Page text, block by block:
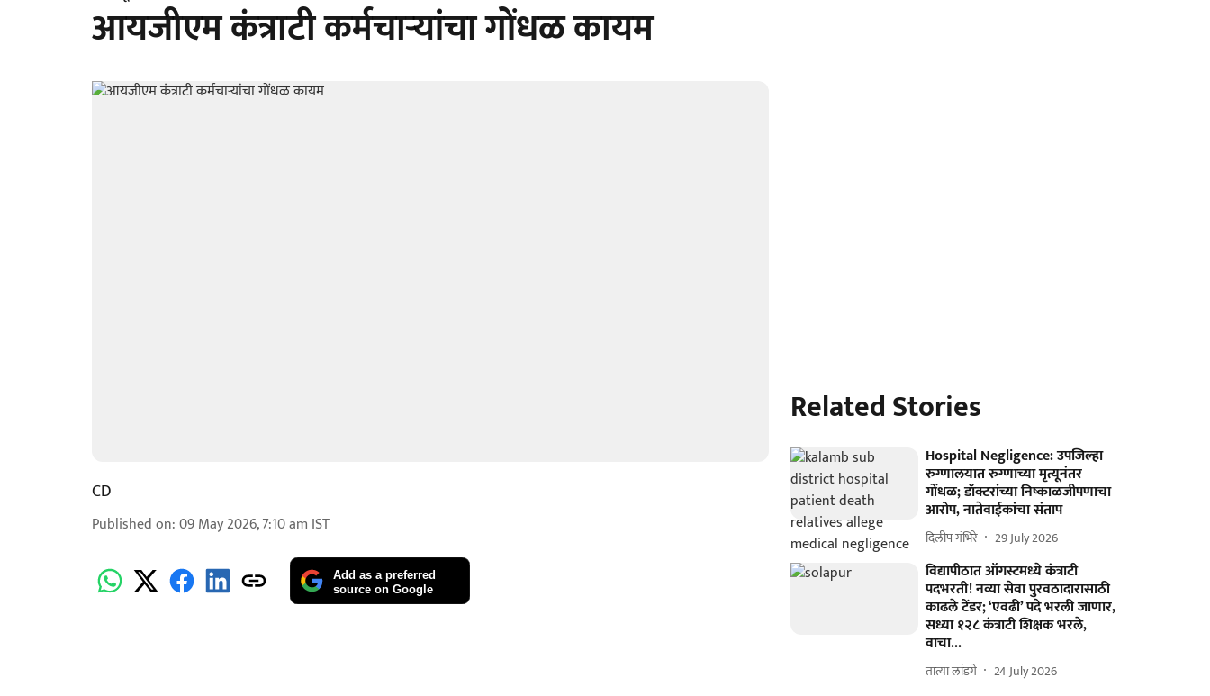
आयजीएम कंत्राटी कर्मचाऱ्यांचा गोंधळ कायम
CD
Published on:09 May 2026, 7:10 am IST
Add as a preferred
source on Google
Related Stories
Hospital Negligence: उपजिल्हा
रुग्णालयात रुग्णाच्या मृत्यूनंतर
गोंधळ; डॉक्टरांच्या निष्काळजीपणाचा
आरोप, नातेवाईकांचा संताप
दिलीप गंभिरे 29 July 2026
विद्यापीठात ऑगस्टमध्ये कंत्राटी
पदभरती! नव्या सेवा पुरवठादारासाठी
काढले टेंडर; ‘एवढी’ पदे भरली जाणार,
सध्या १२८ कंत्राटी शिक्षक भरले,
वाचा...
तात्या लांडगे 24 July 2026